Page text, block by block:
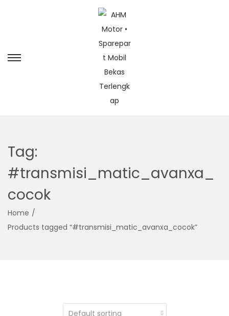
Tag:
#transmisi_matic_avanxa_
cocok
Home /
Products tagged “#transmisi_matic_avanxa_cocok”